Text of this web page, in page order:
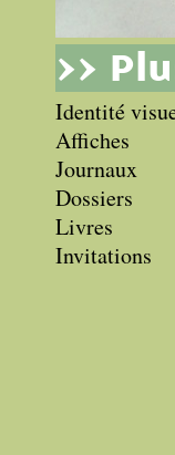
>>
Identité
Affiches
Journaux
Dossiers
Livres
Invitations